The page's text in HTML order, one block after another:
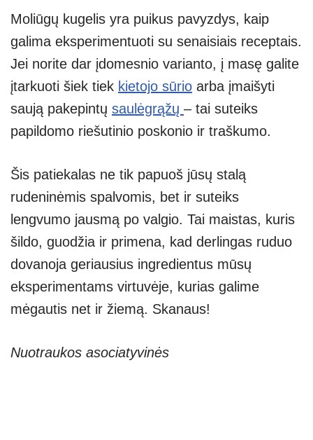
Moliūgų kugelis yra puikus pavyzdys, kaip
galima eksperimentuoti su senaisiais receptais.
Jei norite dar įdomesnio varianto, į masę galite
įtarkuoti šiek tiek kietojo sūrio arba įmaišyti
saują pakepintų saulėgrąžų – tai suteiks
papildomo riešutinio poskonio ir traškumo.
Šis patiekalas ne tik papuoš jūsų stalą
rudeninėmis spalvomis, bet ir suteiks
lengvumo jausmą po valgio. Tai maistas, kuris
šildo, guodžia ir primena, kad derlingas ruduo
dovanoja geriausius ingredientus mūsų
eksperimentams virtuvėje, kurias galime
mėgautis net ir žiemą. Skanaus!
Nuotraukos asociatyvinės